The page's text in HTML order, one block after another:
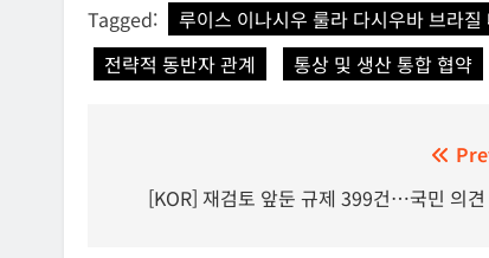
Tagged: 루이스 이나시우 룰라 다시우바 브라질
전략적 동반자 관계
통상 및 생산 통합 협약
[KOR] 재검토 앞둔 규제 399건…국민 의